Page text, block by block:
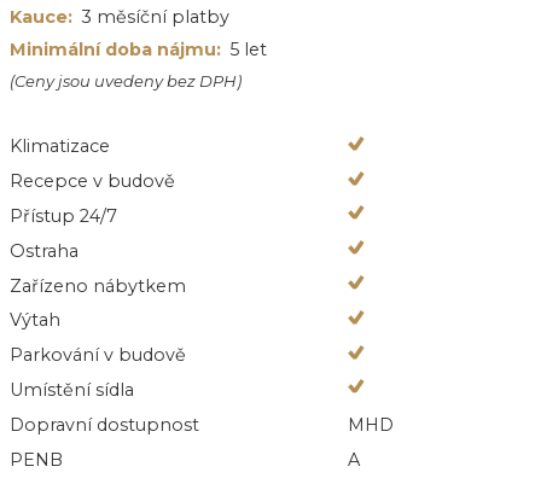
Kauce: 3 měsíční platby
Minimální doba nájmu: 5 let
(Ceny jsou uvedeny bez DPH)
Klimatizace
Recepce v budově
Přístup 24/7
Ostraha
Zařízeno nábytkem
Výtah
Parkování v budově
Umístění sídla
Dopravní dostupnost
MHD
PENB
A